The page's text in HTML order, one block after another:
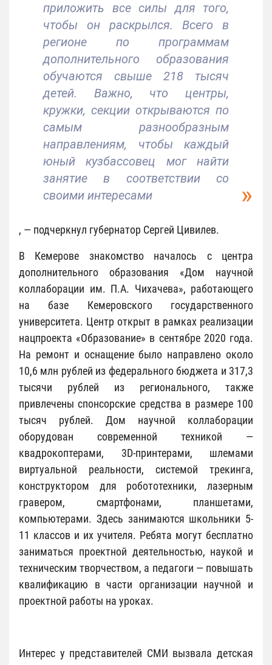
приложить все силы для того,
чтобы он раскрылся. Всего в
регионе по программам
дополнительного образования
обучаются свыше 218 тысяч
детей. Важно, что центры,
кружки, секции открываются по
самым разнообразным
направлениям, чтобы каждый
юный кузбассовец мог найти
занятие в соответствии со
своими интересами
, — подчеркнул губернатор Сергей Цивилев.
В Кемерове знакомство началось с центра
дополнительного образования «Дом научной
коллаборации им. П.А. Чихачева», работающего
на базе Кемеровского государственного
университета. Центр открыт в рамках реализации
нацпроекта «Образование» в сентябре 2020 года.
На ремонт и оснащение было направлено около
10,6 млн рублей из федерального бюджета и 317,3
тысячи рублей из регионального, также
привлечены спонсорские средства в размере 100
тысяч рублей. Дом научной коллаборации
оборудован современной техникой —
квадрокоптерами, 3D-принтерами, шлемами
виртуальной реальности, системой трекинга,
конструктором для робототехники, лазерным
гравером, смартфонами, планшетами,
компьютерами. Здесь занимаются школьники 5-
11 классов и их учителя. Ребята могут бесплатно
заниматься проектной деятельностью, наукой и
техническим творчеством, а педагоги — повышать
квалификацию в части организации научной и
проектной работы на уроках.
Интерес у представителей СМИ вызвала детская